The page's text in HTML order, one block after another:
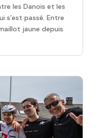
les Danois et les
s’est passé. Entre
jaune depuis